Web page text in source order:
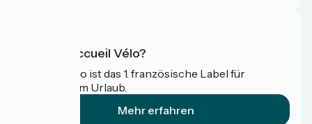
Was ist Accueil Vélo?
Accueil Vélo ist das 1. französische Label für
Radfahrer im Urlaub.
Mehr erfahren